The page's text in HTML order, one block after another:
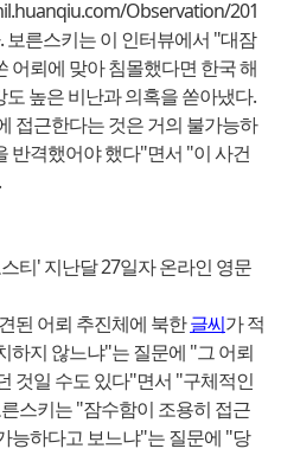
Observation/201
른스키는 이 인터뷰에서 "대잠
어뢰에 맞아 침몰했다면 한국 해
높은 비난과 의혹을 쏟아냈다.
접근한다는 것은 거의 불가능하
반격했어야 했다"면서 "이 사건
티' 지난달 27일자 온라인 영문
된 어뢰 추진체에 북한글씨가 적
하지 않느냐"는 질문에 "그 어뢰
것일 수도 있다"면서 "구체적인
스키는 "잠수함이 조용히 접근
능하다고 보느냐"는 질문에 "당